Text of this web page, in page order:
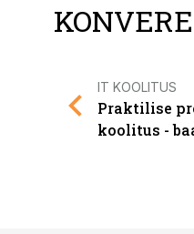
IT KOOLITUS
Praktilise
koolitus -